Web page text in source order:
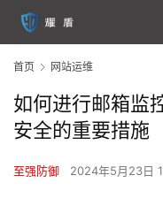
首页 网站运维
如何进行邮箱监
安全的重要措施
至强防御 2024年5月23日